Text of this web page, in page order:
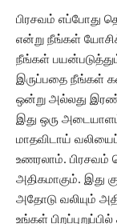
பிரசவம் எப்போது
என்று நீங்கள்
நீங்கள்
இருப்பதை நீங்கள்
ஒன்று அல்லது
இது ஒரு
மாதவிடாய்
உணரலாம். பிரசவம்
அதிகமாகும். இது
அதோடு வலியும்
உங்கள்